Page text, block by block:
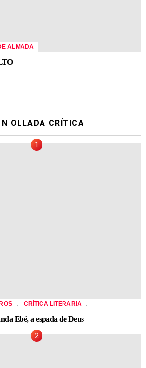
ALMADA
OLLADA CRÍTICA
, CRÍTICA LITERARIA ,
Ebé, a espada de Deus